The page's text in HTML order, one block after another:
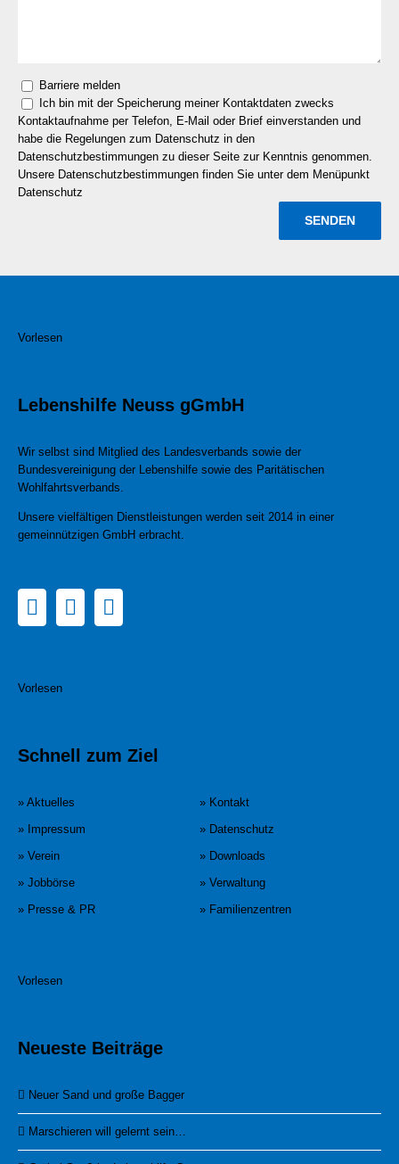
Barriere melden
Ich bin mit der Speicherung meiner Kontaktdaten zwecks
Kontaktaufnahme per Telefon, E-Mail oder Brief einverstanden und
habe die Regelungen zum Datenschutz in den
Datenschutzbestimmungen zu dieser Seite zur Kenntnis genommen.
Unsere Datenschutzbestimmungen finden Sie unter dem Menüpunkt
Datenschutz
Vorlesen
Lebenshilfe Neuss gGmbH
Wir selbst sind Mitglied des Landesverbands sowie der
Bundesvereinigung der Lebenshilfe sowie des Paritätischen
Wohlfahrtsverbands.
Unsere vielfältigen Dienstleistungen werden seit 2014 in einer
gemeinnützigen GmbH erbracht.
Vorlesen
Schnell zum Ziel
» Aktuelles
» Kontakt
» Impressum
» Datenschutz
» Verein
» Downloads
» Jobbörse
» Verwaltung
» Presse & PR
» Familienzentren
Vorlesen
Neueste Beiträge
Neuer Sand und große Bagger
Marschieren will gelernt sein…